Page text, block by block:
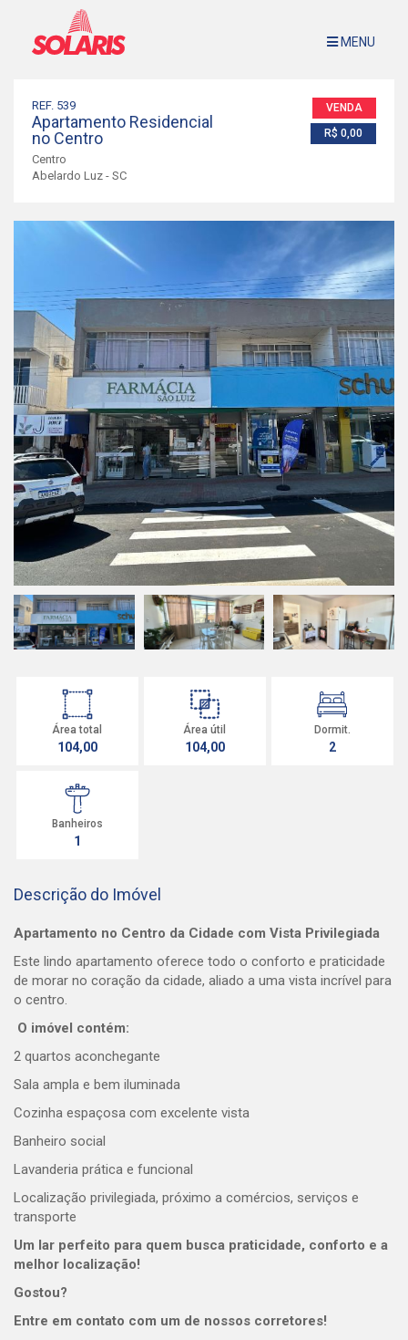
MENU
Imóveis à Venda
Avalie Seu Imóvel
Contato
REF. 539
Apartamento Residencial
no Centro
Centro
Abelardo Luz - SC
VENDA
R$ 0,00
Área total
104,00
Área útil
104,00
Dormit.
2
Banheiros
1
Descrição do Imóvel
Apartamento no Centro da Cidade com Vista Privilegiada
Este lindo apartamento oferece todo o conforto e praticidade
de morar no coração da cidade, aliado a uma vista incrível para
o centro.
O imóvel contém:
2 quartos aconchegante
Sala ampla e bem iluminada
Cozinha espaçosa com excelente vista
Banheiro social
Lavanderia prática e funcional
Localização privilegiada, próximo a comércios, serviços e
transporte
Um lar perfeito para quem busca praticidade, conforto e a
melhor localização!
Gostou?
Entre em contato com um de nossos corretores!